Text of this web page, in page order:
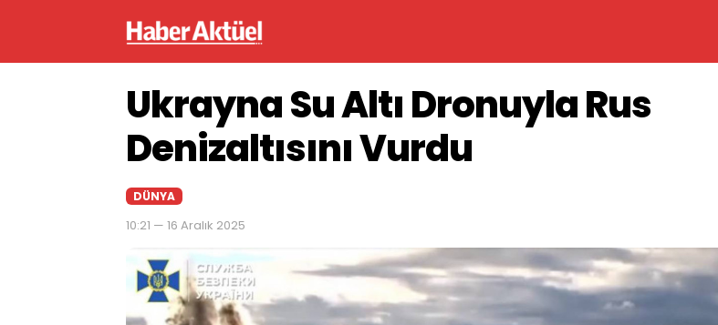
Ukrayna Su Altı Dronuyla Rus
Denizaltısını Vurdu
DÜNYA
10:21 — 16 Aralık 2025